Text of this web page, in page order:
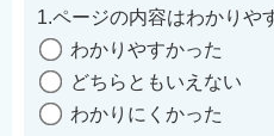
1.ページの内容はわかりや
わかりやすかった
どちらともいえない
わかりにくかった